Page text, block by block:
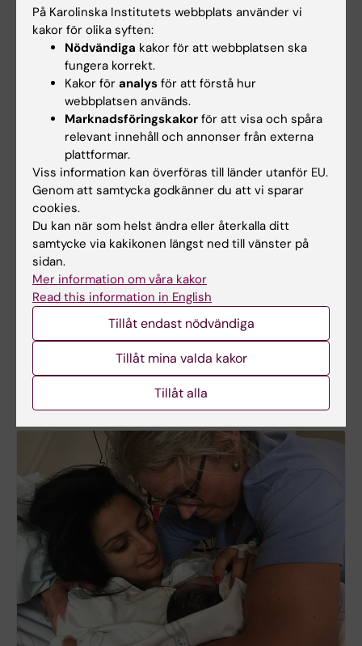
Telefon:
+46852482364
E-post:
emelie.ahlin@ki.se
Lärplattformen
Canvas
Logga in i Canvas
Lär dig använda
Canvas i Canvas
Student på KI
information om
sådant som rör dina
studier och
studentlivet på KI -
från studiestart till
examen.
På Karolinska Institutets webbplats använder vi
kakor för olika syften:
Nödvändiga kakor för att webbplatsen ska
fungera korrekt.
Kakor för analys för att förstå hur
webbplatsen används.
Marknadsföringskakor för att visa och spåra
relevant innehåll och annonser från externa
plattformar.
Viss information kan överföras till länder utanför EU.
Genom att samtycka godkänner du att vi sparar
cookies.
Du kan när som helst ändra eller återkalla ditt
samtycke via kakikonen längst ned till vänster på
sidan.
Mer information om våra kakor
Read this information in English
Tillåt endast nödvändiga
Tillåt mina valda kakor
Tillåt alla